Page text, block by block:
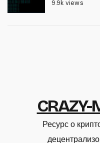
9.9k views
CRAZY-
Ресурс о